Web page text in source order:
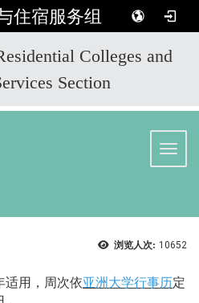
住宿服务组
Colleges and
Section
浏览人次: 10652
用，周次依亚洲大学行事历定